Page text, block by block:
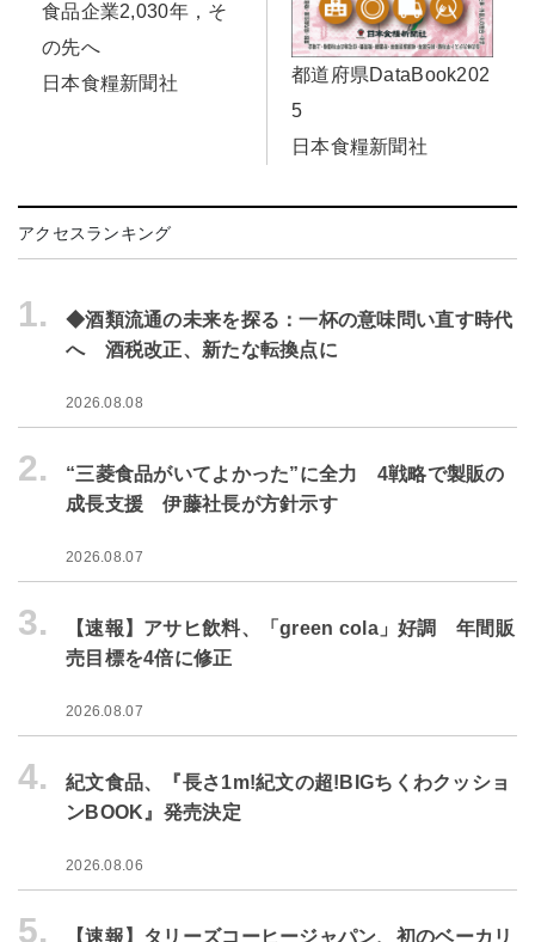
食品企業2,030年，そ
の先へ
日本食糧新聞社
都道府県DataBook202
5
日本食糧新聞社
アクセスランキング
1.
◆酒類流通の未来を探る：一杯の意味問い直す時代
へ 酒税改正、新たな転換点に
2026.08.08
2.
“三菱食品がいてよかった”に全力 4戦略で製販の
成長支援 伊藤社長が方針示す
2026.08.07
3.
【速報】アサヒ飲料、「green cola」好調 年間販
売目標を4倍に修正
2026.08.07
4.
紀文食品、『長さ1m!紀文の超!BIGちくわクッショ
ンBOOK』発売決定
2026.08.06
5.
【速報】タリーズコーヒージャパン、初のベーカリ